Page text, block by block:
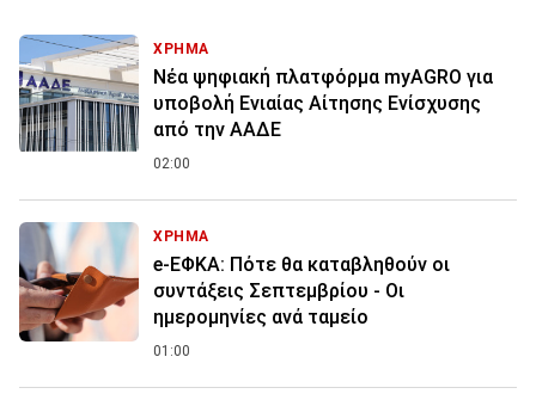
ΧΡΗΜΑ
Νέα ψηφιακή πλατφόρμα myAGRO για
υποβολή Ενιαίας Αίτησης Ενίσχυσης
από την ΑΑΔΕ
02:00
ΧΡΗΜΑ
e-ΕΦΚΑ: Πότε θα καταβληθούν οι
συντάξεις Σεπτεμβρίου - Οι
ημερομηνίες ανά ταμείο
01:00